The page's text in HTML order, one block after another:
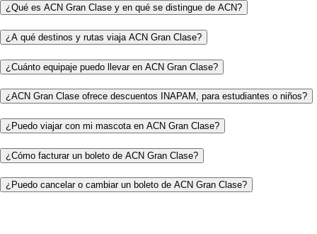
¿Qué es ACN Gran Clase y en qué se distingue de ACN?
¿A qué destinos y rutas viaja ACN Gran Clase?
¿Cuánto equipaje puedo llevar en ACN Gran Clase?
¿ACN Gran Clase ofrece descuentos INAPAM, para estudiantes o niños?
¿Puedo viajar con mi mascota en ACN Gran Clase?
¿Cómo facturar un boleto de ACN Gran Clase?
¿Puedo cancelar o cambiar un boleto de ACN Gran Clase?